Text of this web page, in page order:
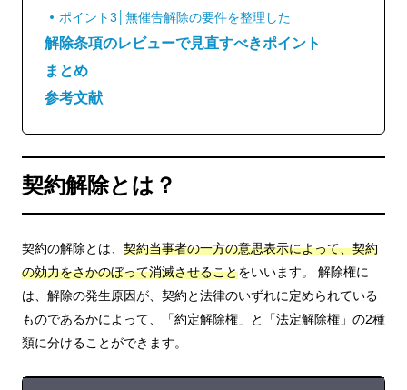
ポイント3│無催告解除の要件を整理した
解除条項のレビューで見直すべきポイント
まとめ
参考文献
契約解除とは？
契約の解除とは、 契約当事者の一方の意思表示によって、契約
の効力をさかのぼって消滅させることをいいます。 解除権に
は、解除の発生原因が、契約と法律のいずれに定められている
ものであるかによって、「約定解除権」と「法定解除権」の2種
類に分けることができます。